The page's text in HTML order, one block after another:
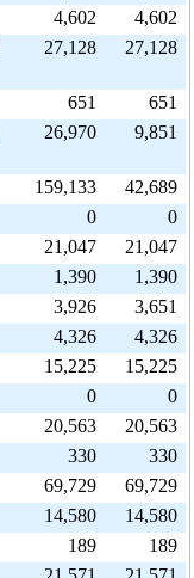
4,602
4,602
27,128 27,128
651
651
26,970 9,851
159,133
42,689
0
0
21,047
21,047
1,390
1,390
3,926
3,651
4,326
4,326
15,225
15,225
0
0
20,563
20,563
330
330
69,729
69,729
14,580
14,580
189
189